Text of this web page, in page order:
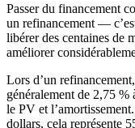
Passer du financement
un refinancement —
libérer des centaines de
améliorer
Lors d’un
généralement de 2,75 %
le PV et
dollars, cela représente